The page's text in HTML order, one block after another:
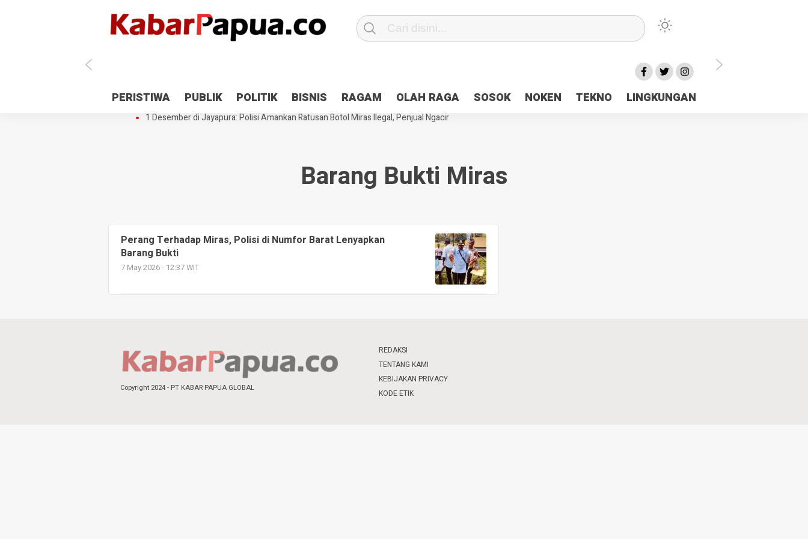
PERISTIWA PUBLIK POLITIK BISNIS RAGAM OLAH RAGA SOSOK NOKEN TEKNO LINGKUNGAN
Antisipasi 1 Desember, TNI Polri Patroli 2×24 jam di Kota Jayapura
Pesan Sejuk Polri di Deklarasi Pemilu Ceria Tanah Papua
Gedung Perpustakaan SMPN 5 Sentani Terbakar
Hibah Pilkada Jayapura Cair 10 Persen, Deposit Kas Daerah Rp23 Miliar Disorot
1 Desember di Jayapura: Polisi Amankan Ratusan Botol Miras Ilegal, Penjual Ngacir
Barang Bukti Miras
Perang Terhadap Miras, Polisi di Numfor Barat Lenyapkan
Barang Bukti
7 May 2026 - 12:37 WIT
Copyright 2024 - PT KABAR PAPUA GLOBAL
REDAKSI
TENTANG KAMI
KEBIJAKAN PRIVACY
KODE ETIK